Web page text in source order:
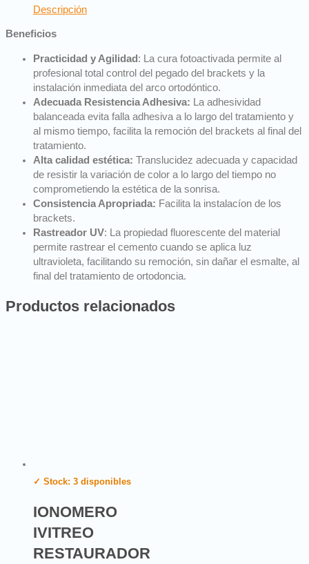
Descripción
Beneficios
Practicidad y Agilidad : La cura fotoactivada permite al
profesional total control del pegado del brackets y la
instalación inmediata del arco ortodóntico.
Adecuada Resistencia Adhesiva:
La adhesividad
balanceada evita falla adhesiva a lo largo del tratamiento y
al mismo tiempo, facilita la remoción del brackets al final del
tratamiento.
Alta calidad estética: Translucidez adecuada y capacidad
de resistir la variación de color a lo largo del tiempo no
comprometiendo la estética de la sonrisa.
Consistencia Apropriada: Facilita la instalacíon de los
brackets.
Rastreador UV: La propiedad fluorescente del material
permite rastrear el cemento cuando se aplica luz
ultravioleta, facilitando su remoción, sin dañar el esmalte, al
final del tratamiento de ortodoncia.
Productos relacionados
✓ Stock: 3 disponibles
IONOMERO
IVITREO
RESTAURADOR